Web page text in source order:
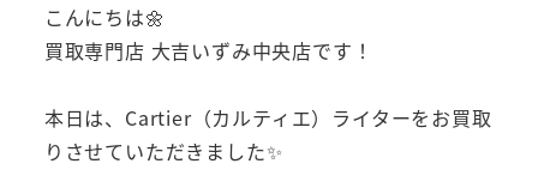
こんにちは🌼
買取専門店 大吉いずみ中央店です！
本日は、Cartier（カルティエ）ライターをお買取
りさせていただきました✨